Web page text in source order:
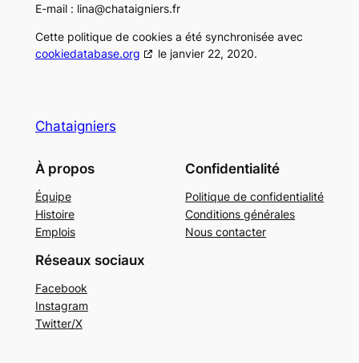
E-mail : lina@chataigniers.fr
Cette politique de cookies a été synchronisée avec
cookiedatabase.org
le janvier 22, 2020.
Chataigniers
À propos
Équipe
Histoire
Emplois
Confidentialité
Politique de confidentialité
Conditions générales
Nous contacter
Réseaux sociaux
Facebook
Instagram
Twitter/X